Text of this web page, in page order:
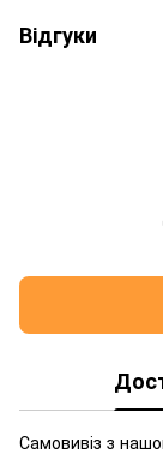
Відгуки
Самовивіз з